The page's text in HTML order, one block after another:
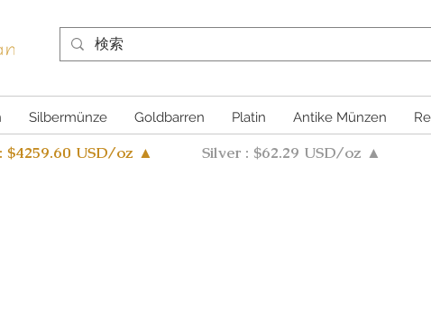
Silbermünze Goldbarren Platin Antike Münzen
$4259.60 USD/oz ▲ Silver : $62.29 USD/oz ▲